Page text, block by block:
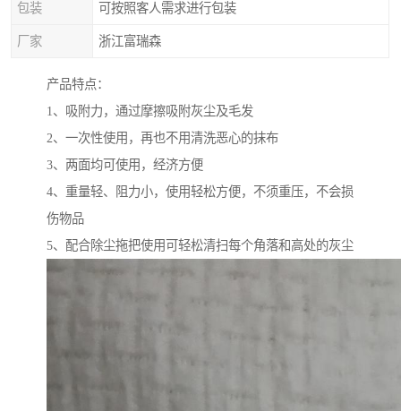
包装 可按照客人需求进行包装
厂家 浙江富瑞森
产品特点：
1、吸附力，通过摩擦吸附灰尘及毛发
2、一次性使用，再也不用清洗恶心的抹布
3、两面均可使用，经济方便
4、重量轻、阻力小，使用轻松方便，不须重压，不会损
伤物品
5、配合除尘拖把使用可轻松清扫每个角落和高处的灰尘